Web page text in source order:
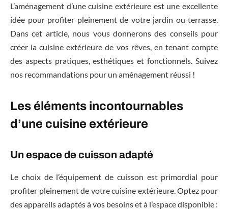
L’aménagement d’une cuisine extérieure est une excellente
idée pour profiter pleinement de votre jardin ou terrasse.
Dans cet article, nous vous donnerons des conseils pour
créer la cuisine extérieure de vos rêves, en tenant compte
des aspects pratiques, esthétiques et fonctionnels. Suivez
nos recommandations pour un aménagement réussi !
Les éléments incontournables
d’une cuisine extérieure
Un espace de cuisson adapté
Le choix de l’équipement de cuisson est primordial pour
profiter pleinement de votre cuisine extérieure. Optez pour
des appareils adaptés à vos besoins et à l’espace disponible :